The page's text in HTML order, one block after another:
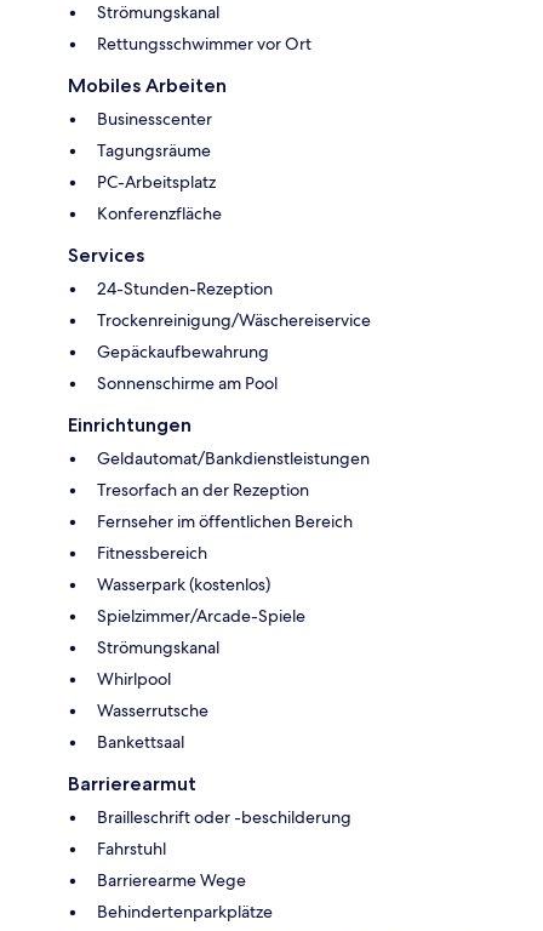
Strömungskanal
Rettungsschwimmer vor Ort
Mobiles Arbeiten
Businesscenter
Tagungsräume
PC-Arbeitsplatz
Konferenzfläche
Services
24-Stunden-Rezeption
Trockenreinigung/Wäschereiservice
Gepäckaufbewahrung
Sonnenschirme am Pool
Einrichtungen
Geldautomat/Bankdienstleistungen
Tresorfach an der Rezeption
Fernseher im öffentlichen Bereich
Fitnessbereich
Wasserpark (kostenlos)
Spielzimmer/Arcade-Spiele
Strömungskanal
Whirlpool
Wasserrutsche
Bankettsaal
Barrierearmut
Brailleschrift oder -beschilderung
Fahrstuhl
Barrierearme Wege
Behindertenparkplätze